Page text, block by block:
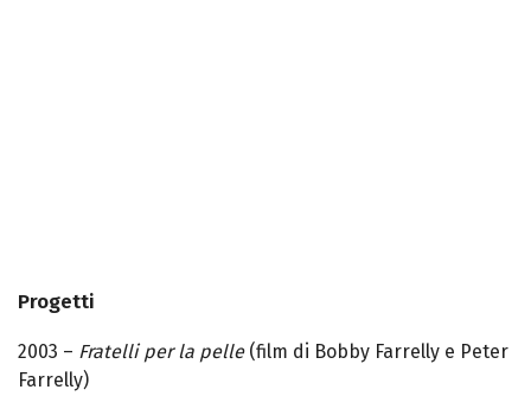
Progetti
2003 – Fratelli per la pelle(film di Bobby Farrelly e Peter
Farrelly)